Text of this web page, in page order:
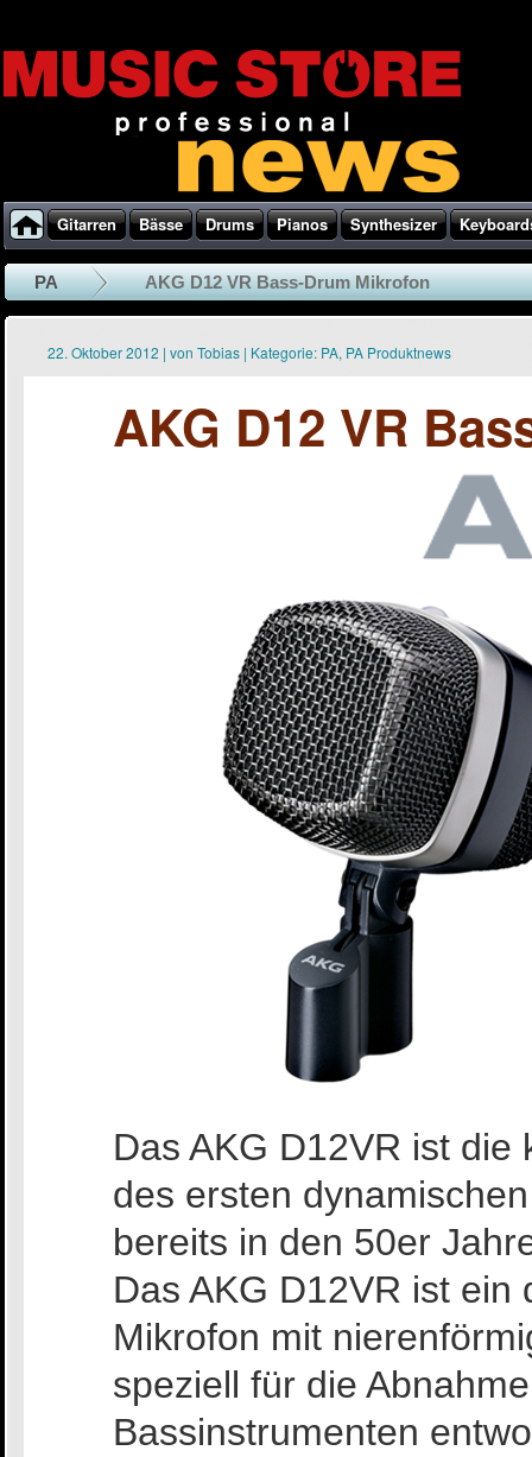
Gitarren Bässe Drums Pianos Synthesizer
PA AKG D12 VR Bass-Drum Mikrofon
22. Oktober 2012 | von Tobias | Kategorie: PA, PA Produktnews
AKG D12 VR
Das AKG D12VR ist
des ersten
bereits in den 50er
Das AKG D12VR ist
Mikrofon mit
speziell für die
Bassinstrumenten